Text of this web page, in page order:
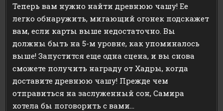
Теперь вам нужно найти древнюю чашу! Ее
легко обнаружить, мигающий огонек подскажет
вам, если карты выше недостаточно. Вы
должны быть на 5-м уровне, как упоминалось
выше! Запустится еще одна сцена, и вы снова
сможете получить награду от Хадры, когда
доставите древнюю чашу! Прежде чем
отправиться на заслуженный сон, Самира
хотела бы поговорить с вами…